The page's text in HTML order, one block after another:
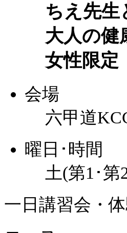
ちえ先生
大人の健
女性限定
会場
六甲道
曜日･時間
土(第1･第
一日講習会・